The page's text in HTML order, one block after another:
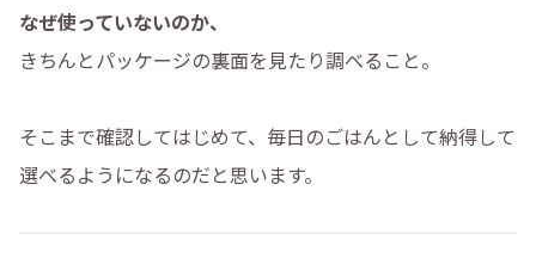
なぜ使っていないのか、
きちんとパッケージの裏面を見たり調べること。
そこまで確認してはじめて、毎日のごはんとして納得して
選べるようになるのだと思います。